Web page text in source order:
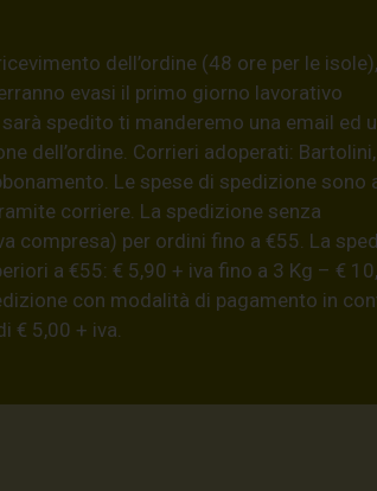
dell’ordine (48 ore per le
evasi il primo giorno lavorativo
spedito ti manderemo una email ed
dell’ordine. Corrieri adoperati: Bartolini,
Le spese di spedizione sono
corriere. La spedizione senza
compresa) per ordini fino a €55. La
a €55: € 5,90 + iva fino a 3 Kg – €
con modalità di pagamento in
€ 5,00 + iva.